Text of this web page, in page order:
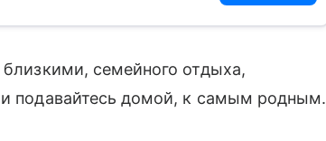
семейного отдыха,
подавайтесь домой, к самым родным.